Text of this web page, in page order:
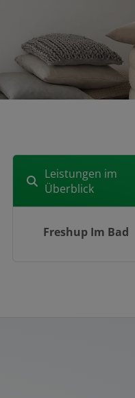
Leistungen im
Überblick
Freshup Im Bad